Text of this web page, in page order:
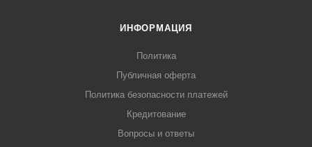
ИНФОРМАЦИЯ
Политика
Публичная оферта
Политика безопасности платежей
Кредитование
Вопросы и ответы